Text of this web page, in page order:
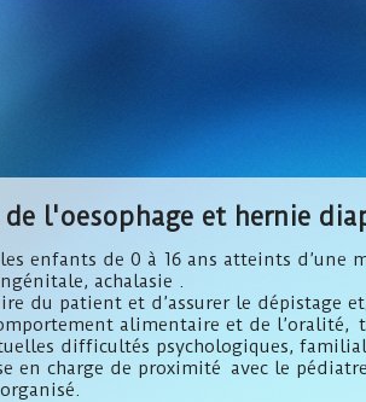
l'oesophage et hernie
enfants de 0 à 16 ans atteints d’une
achalasie .
du patient et d’assurer le dépistage
alimentaire et de
difficultés psychologiques,
charge de proximité avec le